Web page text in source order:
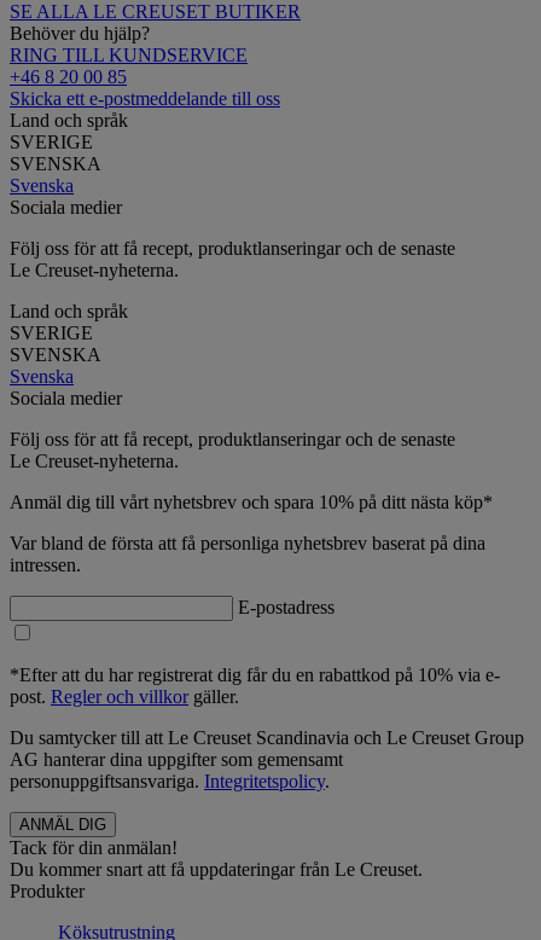
SE ALLA LE CREUSET BUTIKER
Behöver du hjälp?
RING TILL KUNDSERVICE
+46 8 20 00 85
Skicka ett e-postmeddelande till oss
Land och språk
SVERIGE
SVENSKA
Svenska
Sociala medier
Följ oss för att få recept, produktlanseringar och de senaste
Le Creuset-nyheterna.
Land och språk
SVERIGE
SVENSKA
Svenska
Sociala medier
Följ oss för att få recept, produktlanseringar och de senaste
Le Creuset-nyheterna.
Anmäl dig till vårt nyhetsbrev och spara 10% på ditt nästa köp*
Var bland de första att få personliga nyhetsbrev baserat på dina
intressen.
E-postadress
*Efter att du har registrerat dig får du en rabattkod på 10% via e-
post. Regler och villkorgäller.
Du samtycker till att Le Creuset Scandinavia och Le Creuset Group
AG hanterar dina uppgifter som gemensamt
personuppgiftsansvariga. Integritetspolicy.
Tack för din anmälan!
Du kommer snart att få uppdateringar från Le Creuset.
Produkter
Köksutrustning